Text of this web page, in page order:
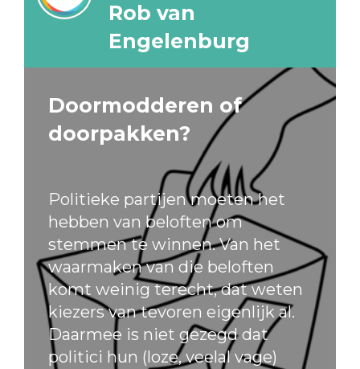
Rob van
Engelenburg
Doormodderen of
doorpakken?
Politieke partijen moeten het
hebben van beloften om
stemmen te winnen. Van het
waarmaken van die beloften
komt weinig terecht, dat weten
kiezers van tevoren eigenlijk al.
Daarmee is niet gezegd dat
politici hun (loze, veelal vage)